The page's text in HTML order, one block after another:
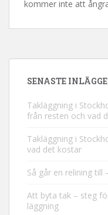
kommer inte att
SENASTE
Takläggning i
från resten och vad
Takläggning i
vad det kostar
Så går en relining
Att byta tak – steg
läggning